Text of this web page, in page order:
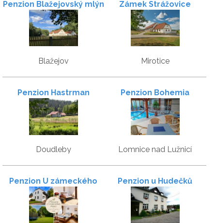
Penzion Blažejovský mlýn
Blažejov
Zámek Strážovice
Mirotice
Penzion Hastrman
Doudleby
Penzion Bohemia
Lomnice nad Lužnicí
Penzion U zámeckého
parku
Penzion u Hudečků